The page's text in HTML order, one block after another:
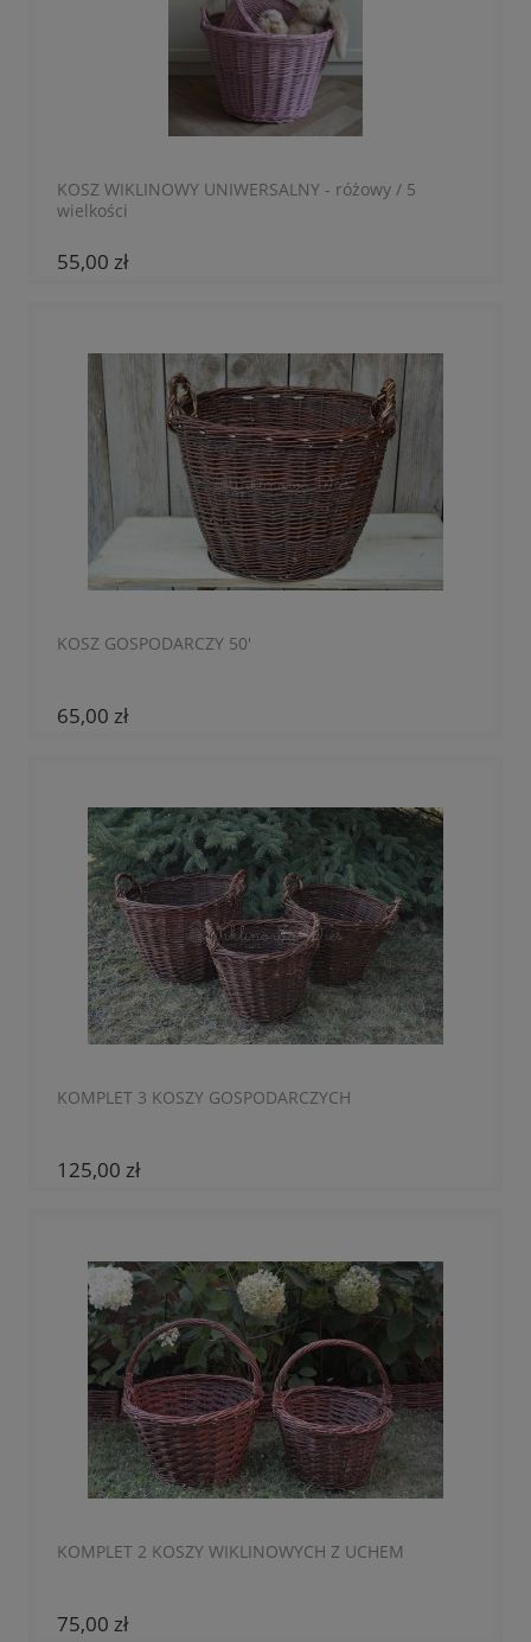
KOSZ WIKLINOWY UNIWERSALNY - różowy / 5
wielkości
55,00 zł
KOSZ GOSPODARCZY 50'
65,00 zł
KOMPLET 3 KOSZY GOSPODARCZYCH
125,00 zł
KOMPLET 2 KOSZY WIKLINOWYCH Z UCHEM
75,00 zł